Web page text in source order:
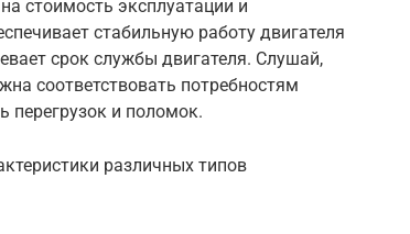
стоимость эксплуатации и
стабильную работу двигателя
срок службы двигателя. Слушай,
соответствовать потребностям
перегрузок и поломок.
различных типов